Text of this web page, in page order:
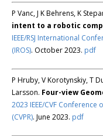
P Vanc, J K Behrens, K
intent to a robotic
IEEE/RSJ International
(IROS). October 2023. pdf
P Hruby, V Korotynskiy, T
Larsson. Four-view
2023 IEEE/CVF
(CVPR). June 2023. pdf